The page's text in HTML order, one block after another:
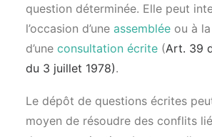
question déterminée. Elle peut
l’occasion d’une assemblée ou à
d’une consultation écrite (Art. 39
du 3 juillet 1978).
Le dépôt de questions écrites
moyen de résoudre des conflits